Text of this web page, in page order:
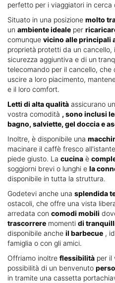
perfetto per i viaggiatori in cerca
Situato in una posizione molto
un ambiente ideale per
comunque vicino alle principali
proprietà protetti da un cancello,
sicurezza aggiuntiva e di un
telecomando per il cancello,
uscire a loro piacimento,
e il loro comfort.
Letti di alta qualità assicurano
vostra comodità , sono inclusi
bagno, salviette, gel doccia e
Inoltre, è disponibile una
macinare il caffè fresco
piede giusto. La cucina è
soggiorni brevi o lunghi e la
disponibile in tutta la struttura.
Godetevi anche una splendida
ostacoli, che offre una vista
arredata con comodi mobili
trascorrere momenti di
disponibile anche il barbecue ,
famiglia o con gli amici.
Offriamo inoltre flessibilità per il
possibilità di un benvenuto
in tramite una cassetta